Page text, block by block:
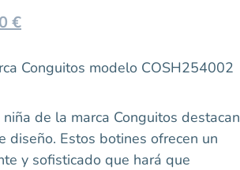
€
Conguitos modelo COSH254002
de la marca Conguitos destacan
diseño. Estos botines ofrecen un
y sofisticado que hará que